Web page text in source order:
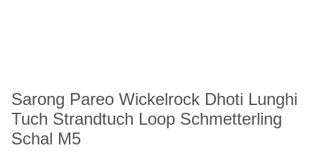
Sarong Pareo Wickelrock Dhoti Lunghi
Tuch Strandtuch Loop Schmetterling
Schal M5